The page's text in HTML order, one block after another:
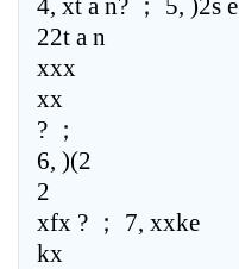
4, xt a n? ； 5, )2s
22t a n
xxx
xx
? ；
6, )(2
2
xfx ? ； 7, xxke
kx